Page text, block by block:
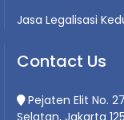
Jasa Legalisasi
Contact Us
Pejaten Elit No.
Selatan, Jakarta